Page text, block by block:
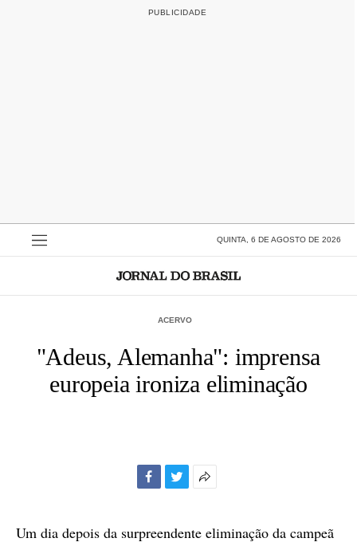
QUINTA, 6 DE AGOSTO DE 2026
ACERVO
"Adeus, Alemanha": imprensa
europeia ironiza eliminação
compartilhamento
Um dia depois da surpreendente eliminação da campeã